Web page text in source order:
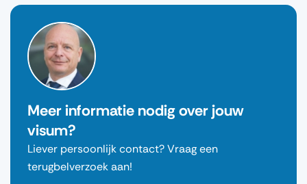
Meer informatie nodig over jouw
visum?
Liever persoonlijk contact? Vraag een
terugbelverzoek aan!